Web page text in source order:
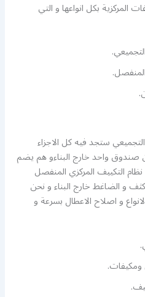
المركزية بكل انواعها و التي
ستجد فيه كل الاجزاء
واحد خارج البناءو هم يضم
نظام التكييف المركزي المنفصل
و الضاغط خارج البناء و نحن
و اصلاح الاعطال بسرعة و